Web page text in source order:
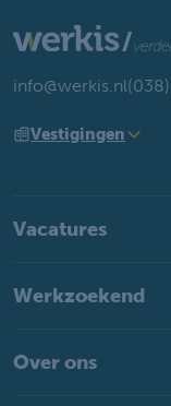
info@werkis.nl
Vestigingen
Vacatures
Werkzoekend
Over ons